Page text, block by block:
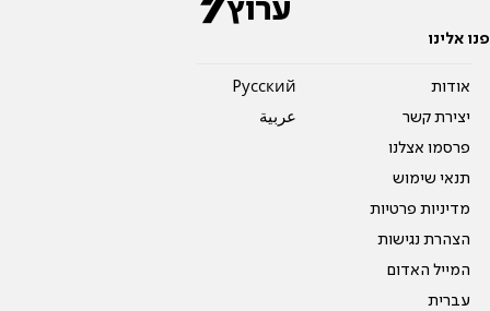
פנו אלינו
אודות
יצירת קשר
פרסמו אצלנו
תנאי שימוש
מדיניות פרטיות
הצהרת נגישות
המייל האדום
עברית
Pусский
عربية